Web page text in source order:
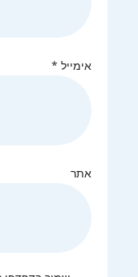
אימייל*
אתר